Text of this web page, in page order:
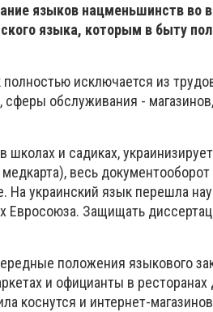
языков нацменьшинств во
языка, которым в быту
исключается из
обслуживания -
и садиках,
весь
украинский язык перешла
Евросоюза. Защищать
положения языкового
и официанты в
коснутся и интернет-